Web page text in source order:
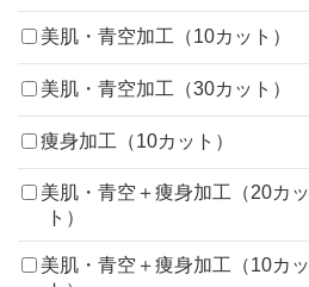
美肌・青空加工（10カット）
美肌・青空加工（30カット）
痩身加工（10カット）
美肌・青空＋痩身加工（20カッ
ト）
美肌・青空＋痩身加工（10カッ